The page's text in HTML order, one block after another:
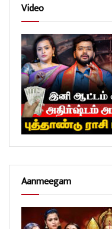
Video
Aanmeegam